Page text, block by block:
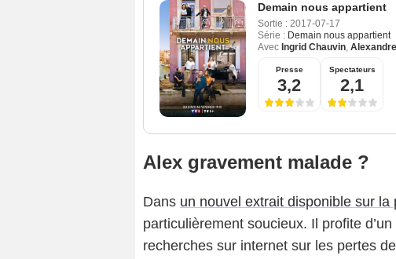
Demain nous appartient
Sortie : 2017-07-17
Série : Demain nous appartient
Avec Ingrid Chauvin,
Presse
3,2
Spectateurs
2,1
Alex gravement malade ?
Dans un nouvel extrait disponible sur la
particulièrement soucieux. Il profite
recherches sur internet sur les pertes